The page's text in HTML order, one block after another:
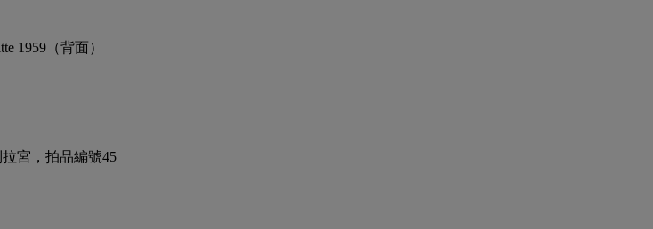
1959（背面）
宮，拍品編號45